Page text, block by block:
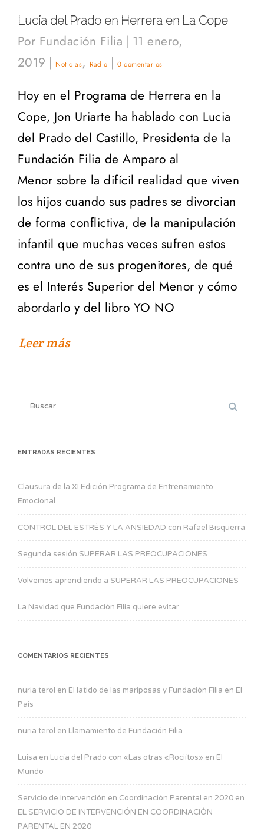
Lucía del Prado en Herrera en La Cope
Por Fundación Filia | 11 enero,
2019 | Noticias, Radio | 0 comentarios
Hoy en el Programa de Herrera en la
Cope, Jon Uriarte ha hablado con Lucia
del Prado del Castillo, Presidenta de la
Fundación Filia de Amparo al
Menor sobre la difícil realidad que viven
los hijos cuando sus padres se divorcian
de forma conflictiva, de la manipulación
infantil que muchas veces sufren estos
contra uno de sus progenitores, de qué
es el Interés Superior del Menor y cómo
abordarlo y del libro YO NO
Leer más
Search
ENTRADAS RECIENTES
Clausura de la XI Edición Programa de Entrenamiento
Emocional
CONTROL DEL ESTRÉS Y LA ANSIEDAD con Rafael Bisquerra
Segunda sesión SUPERAR LAS PREOCUPACIONES
Volvemos aprendiendo a SUPERAR LAS PREOCUPACIONES
La Navidad que Fundación Filia quiere evitar
COMENTARIOS RECIENTES
nuria terol en El latido de las mariposas y Fundación Filia en El
País
nuria terol en Llamamiento de Fundación Filia
Luisa en Lucía del Prado con «Las otras «Rociítos» en El
Mundo
Servicio de Intervención en Coordinación Parental en 2020 en
EL SERVICIO DE INTERVENCIÓN EN COORDINACIÓN
PARENTAL EN 2020